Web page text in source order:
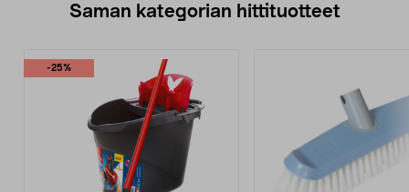
Saman kategorian hittituotteet
-25%